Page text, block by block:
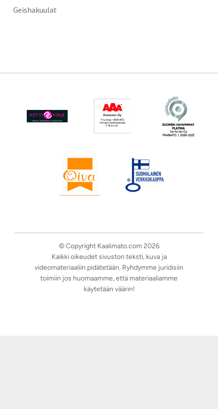
Geishakuulat
© Copyright Kaalimato.com 2026
Kaikki oikeudet sivuston teksti, kuva ja
videomateriaaliin pidätetään. Ryhdymme juridisiin
toimiin jos huomaamme, että materiaaliamme
käytetään väärin!